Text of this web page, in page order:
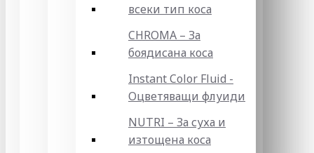
всеки тип коса
CHROMA – За
боядисана коса
Instant Color Fluid -
Оцветяващи флуиди
NUTRI – За суха и
изтощена коса